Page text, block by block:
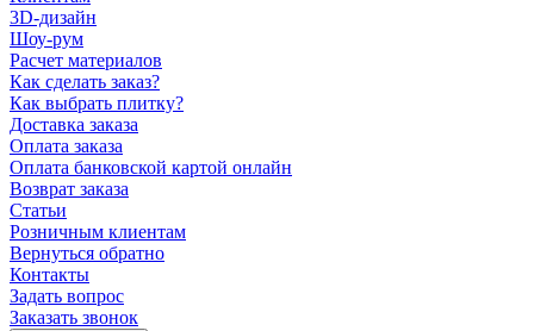
3D-дизайн
Шоу-рум
Расчет материалов
Как сделать заказ?
Как выбрать плитку?
Доставка заказа
Оплата заказа
Оплата банковской картой онлайн
Возврат заказа
Статьи
Розничным клиентам
Вернуться обратно
Контакты
Задать вопрос
Заказать звонок